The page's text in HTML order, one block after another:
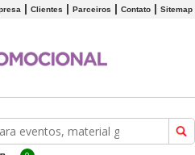
Clientes Parceiros Contato Sitemap